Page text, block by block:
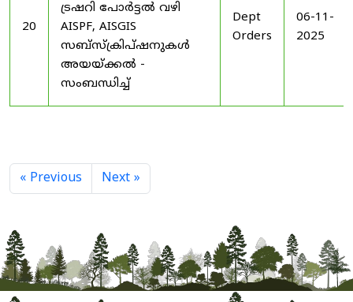
20
ട്രഷറി പോർട്ടൽ വഴി
AISPF, AISGIS
സബ്‌സ്‌ക്രിപ്‌ഷനുകൾ
അയയ്ക്കൽ -
സംബന്ധിച്ച്
Dept
Orders
06-11-
2025
« Previous Next »